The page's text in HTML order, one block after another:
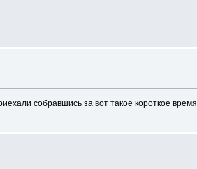
собравшись за вот такое короткое время.